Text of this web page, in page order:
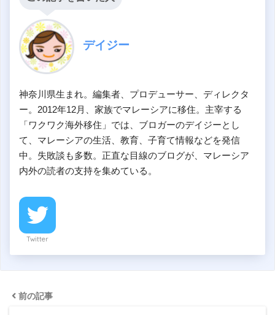
デイジー
神奈川県生まれ。編集者、プロデューサー、ディレクタ
ー。2012年12月、家族でマレーシアに移住。主宰する
「ワクワク海外移住」では、ブロガーのデイジーとし
て、マレーシアの生活、教育、子育て情報などを発信
中。失敗談も多数。正直な目線のブログが、マレーシア
内外の読者の支持を集めている。
Twitter
前の記事